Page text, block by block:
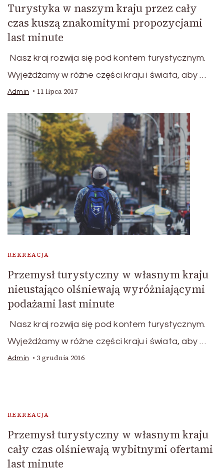
Turystyka w naszym kraju przez cały
czas kuszą znakomitymi propozycjami
last minute
Nasz kraj rozwija się pod kontem turystycznym.
Wyjeżdżamy w różne części kraju i świata, aby …
Admin 11 lipca 2017
REKREACJA
Przemysł turystyczny w własnym kraju
nieustająco olśniewają wyróżniającymi
podażami last minute
Nasz kraj rozwija się pod kontem turystycznym.
Wyjeżdżamy w różne części kraju i świata, aby …
Admin 3 grudnia 2016
REKREACJA
Przemysł turystyczny w własnym kraju
cały czas olśniewają wybitnymi ofertami
last minute